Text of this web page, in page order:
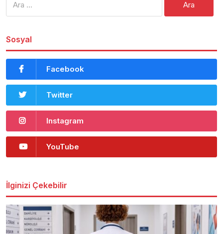
Sosyal
Facebook
Twitter
Instagram
YouTube
İlginizi Çekebilir